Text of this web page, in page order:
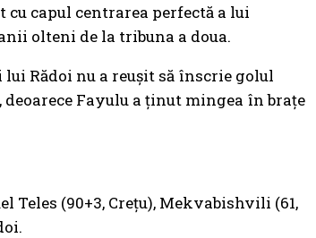
capul centrarea perfectă a lui
olteni de la tribuna a doua.
Rădoi nu a reușit să înscrie golul
Fayulu a ținut mingea în brațe
Teles (90+3, Crețu), Mekvabishvili (61,